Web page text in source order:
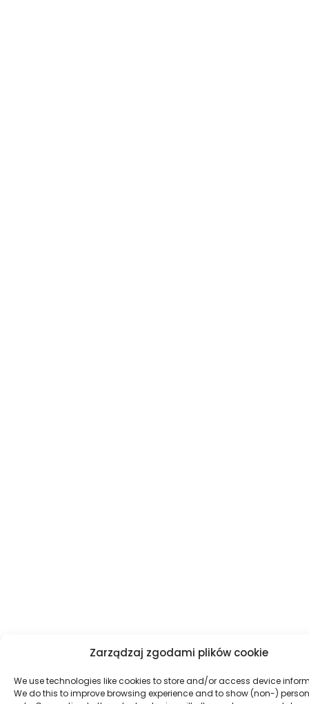
Zarządzaj zgodami plików cookie
We use technologies like cookies to store and/or access device
We do this to improve browsing experience and to show (non-)